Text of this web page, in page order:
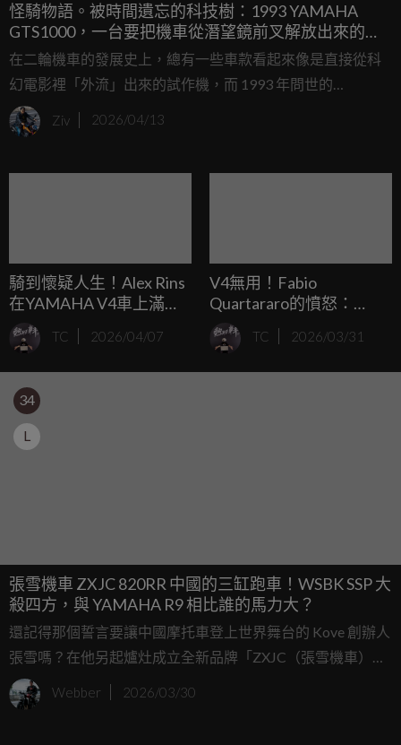
怪騎物語。被時間遺忘的科技樹：1993 YAMAHA
GTS1000，一台要把機車從潛望鏡前叉解放出來的異
類戰艦
在二輪機車的發展史上，總有一些車款看起來像是直接從科
幻電影裡「外流」出來的試作機，而 1993 年問世的
YAMAHA GTS1000 絕對是其中的佼佼者，當年在傳統潛望
鏡式前叉（Telescopic Forks）統治世界時，山葉的工程師們
類。
Ziv 2026/04/13
騎到懷疑人生！Alex Rins
在YAMAHA V4車上滿頭
問號：我是誰？我在幹
嘛？
TC 2026/04/07
V4無用！Fabio
Quartararo的憤怒：
YAMAHA根本不知道該怎
麼解決問題！
TC 2026/03/31
34
L
張雪機車 ZXJC 820RR 中國的三缸跑車！WSBK SSP 大
殺四方，與 YAMAHA R9 相比誰的馬力大？
還記得那個誓言要讓中國摩托車登上世界舞台的 Kove 創辦人
張雪嗎？在他另起爐灶成立全新品牌「ZXJC（張雪機車）」
後，外界都在關注他的下一步。隨著旗下代號《Project
299》的主打仿賽車 820RR 的市售版詳細技術參數正式公
Webber 2026/03/30